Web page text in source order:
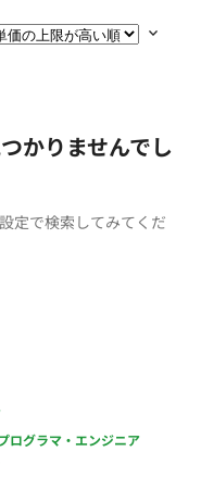
かりませんでし
定で検索してみてくだ
ログラマ・エンジニア